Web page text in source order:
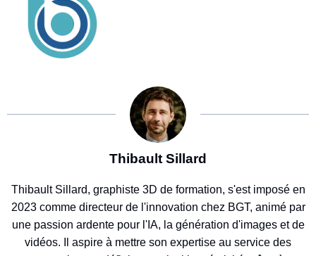
Thibault Sillard
Thibault Sillard, graphiste 3D de formation, s'est imposé en
2023 comme directeur de l'innovation chez BGT, animé par
une passion ardente pour l'IA, la génération d'images et de
vidéos. Il aspire à mettre son expertise au service des